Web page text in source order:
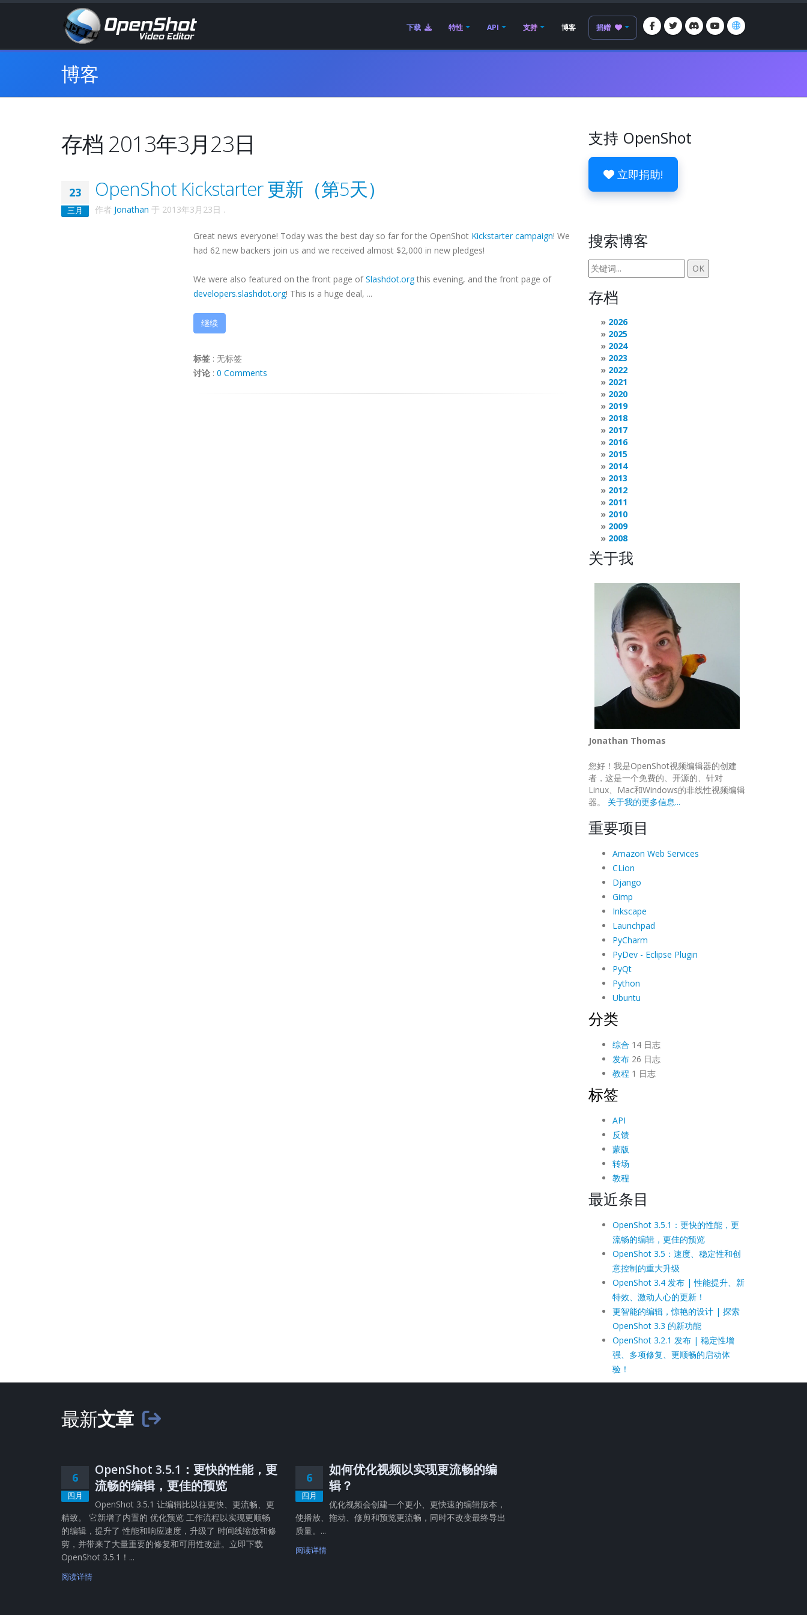
下载 特性 API 支持 博客 捐赠
博客
存档 2013年3月23日
23
三月
OpenShot Kickstarter 更新（第5天）
作者 Jonathan 于 2013年3月23日 .
Great news everyone! Today was the best day so far for the OpenShot Kickstarter campaign! We
had 62 new backers join us and we received almost $2,000 in new pledges!
We were also featured on the front page ofSlashdot.orgthis evening, and the front page of
developers.slashdot.org! This is a huge deal, ...
继续
标签 : 无标签
讨论 : 0 Comments
支持 OpenShot
立即捐助!
搜索博客
存档
2026
2025
2024
2023
2022
2021
2020
2019
2018
2017
2016
2015
2014
2013
2012
2011
2010
2009
2008
关于我
Jonathan Thomas
您好！我是OpenShot视频编辑器的创建
者，这是一个免费的、开源的、针对
Linux、Mac和Windows的非线性视频编辑
器。 关于我的更多信息...
重要项目
Amazon Web Services
CLion
Django
Gimp
Inkscape
Launchpad
PyCharm
PyDev - Eclipse Plugin
PyQt
Python
Ubuntu
分类
综合 14 日志
发布26 日志
教程 1 日志
标签
API
反馈
蒙版
转场
教程
最近条目
OpenShot 3.5.1：更快的性能，更
流畅的编辑，更佳的预览
OpenShot 3.5：速度、稳定性和创
意控制的重大升级
OpenShot 3.4 发布 | 性能提升、新
特效、激动人心的更新！
更智能的编辑，惊艳的设计 | 探索
OpenShot 3.3 的新功能
OpenShot 3.2.1 发布 | 稳定性增
强、多项修复、更顺畅的启动体
验！
最新文章
6
四月
OpenShot 3.5.1：更快的性能，更
流畅的编辑，更佳的预览
OpenShot 3.5.1 让编辑比以往更快、更流畅、更
精致。 它新增了内置的 优化预览 工作流程以实现更顺畅
的编辑，提升了 性能和响应速度，升级了 时间线缩放和修
剪，并带来了大量重要的修复和可用性改进。立即下载
OpenShot 3.5.1！...
阅读详情
6
四月
如何优化视频以实现更流畅的编
辑？
优化视频会创建一个更小、更快速的编辑版本，
使播放、拖动、修剪和预览更流畅，同时不改变最终导出
质量。...
阅读详情